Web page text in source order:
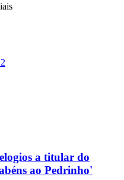
a titular do
ao Pedrinho'